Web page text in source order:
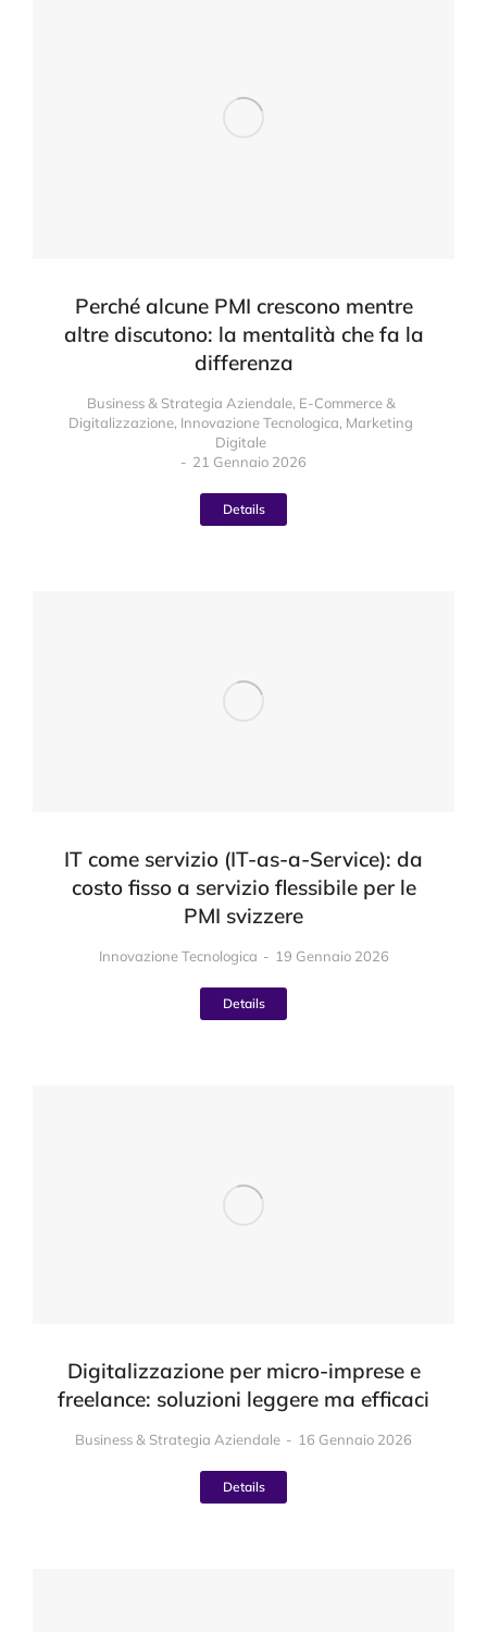
Perché alcune PMI crescono mentre
altre discutono: la mentalità che fa la
differenza
Business & Strategia Aziendale, E-Commerce &
Digitalizzazione, Innovazione Tecnologica, Marketing
Digitale
21 Gennaio 2026
Details
IT come servizio (IT-as-a-Service): da
costo fisso a servizio flessibile per le
PMI svizzere
Innovazione Tecnologica 19 Gennaio 2026
Details
Digitalizzazione per micro-imprese e
freelance: soluzioni leggere ma efficaci
Business & Strategia Aziendale 16 Gennaio 2026
Details